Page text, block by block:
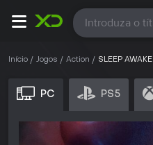
Todas
Início Jogos Action SLEEP AWAKE
PC PS5